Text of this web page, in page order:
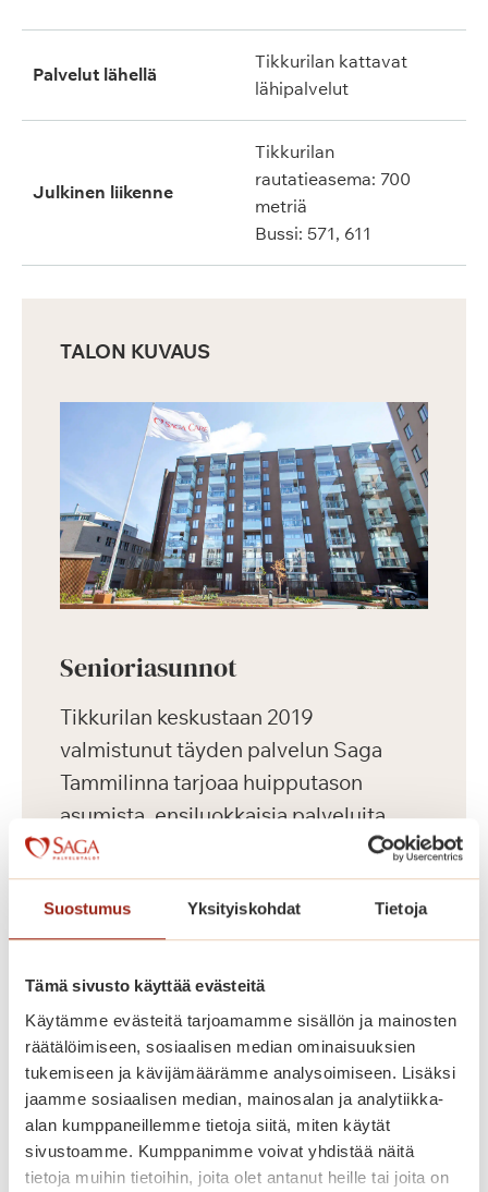
Suostumus Yksityiskohdat Tietoja
Tämä sivusto käyttää evästeitä
Käytämme evästeitä tarjoamamme sisällön ja mainosten
räätälöimiseen, sosiaalisen median ominaisuuksien
tukemiseen ja kävijämäärämme analysoimiseen. Lisäksi
jaamme sosiaalisen median, mainosalan ja analytiikka-
alan kumppaneillemme tietoja siitä, miten käytät
sivustoamme. Kumppanimme voivat yhdistää näitä
tietoja muihin tietoihin, joita olet antanut heille tai joita on
Palvelut lähellä
Tikkurilan kattavat
lähipalvelut
Julkinen liikenne
Tikkurilan
rautatieasema: 700
metriä
Bussi: 571, 611
TALON KUVAUS
Senioriasunnot
Tikkurilan keskustaan 2019
valmistunut täyden palvelun Saga
Tammilinna tarjoaa huipputason
asumista, ensiluokkaisia palveluita
sekä aktiivista harrastus- ja
kulttuuritoimintaa ikäihmisille.
Keskeisen sijaintinsa ansiosta
palvelutalosta on hyvät kulkuyhteydet
useaan suuntaan.
Saga Tammilinnassa on yhteensä 129
vuokrattavaa senioriasuntoa, yksiöitä
ja kaksioita kooltaan 36-56 m2
kahdeksassa kerroksessa. Palvelutalon
hyvin varustellut senioriasunnot on